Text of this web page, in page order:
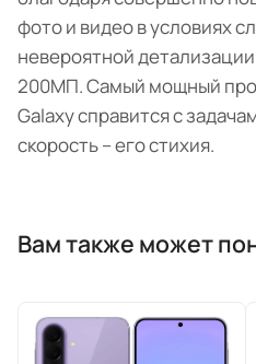
фото и видео в условиях
невероятной
200МП. Самый мощный
Galaxy справится с
скорость – его стихия.
Вам также может